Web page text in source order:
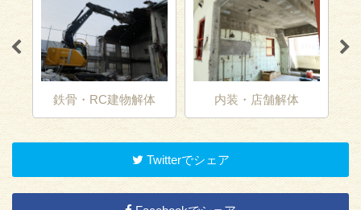
鉄骨・RC建物解体 内装・店舗解体
Twitterでシェア